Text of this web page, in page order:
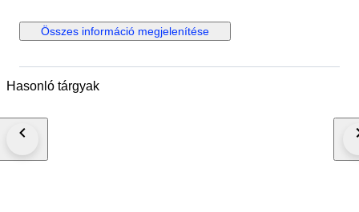
Összes információ megjelenítése
Hasonló tárgyak